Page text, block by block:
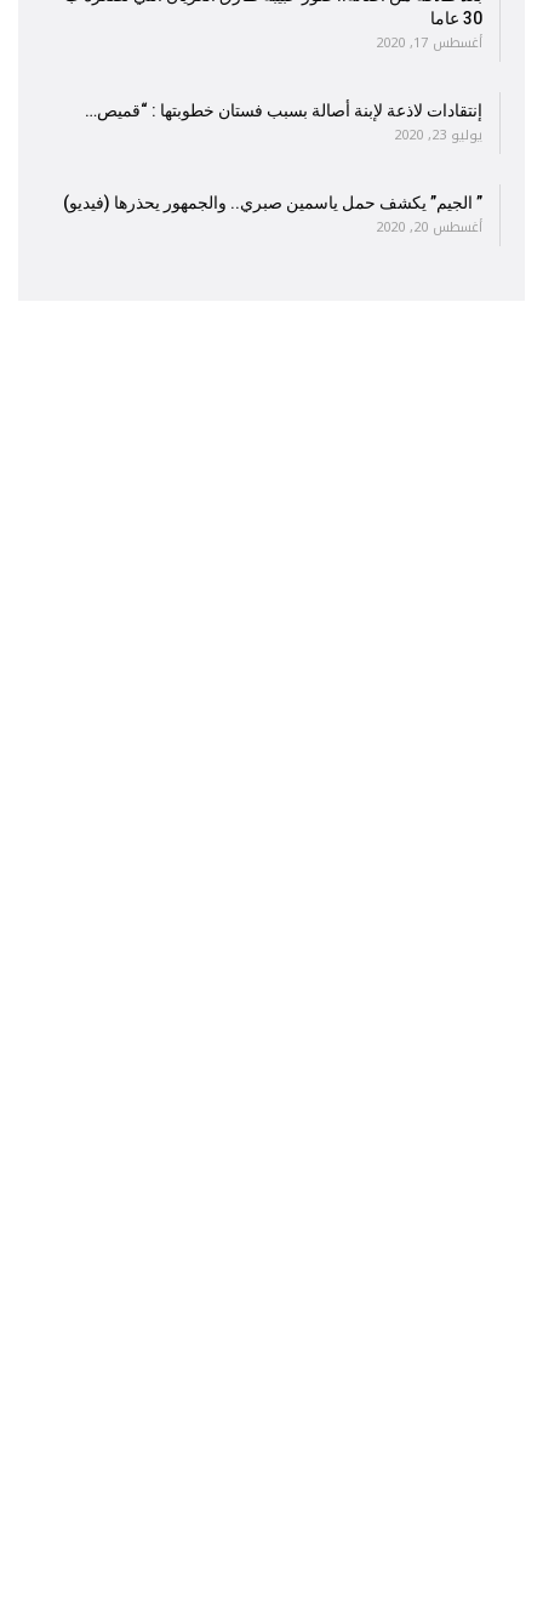
30 عاما
أغسطس 17, 2020
إنتقادات لاذعة لإبنة أصالة بسبب فستان خطوبتها : “قميص…
يوليو 23, 2020
” الجيم” يكشف حمل ياسمين صبري.. والجمهور يحذرها (فيديو)
أغسطس 20, 2020